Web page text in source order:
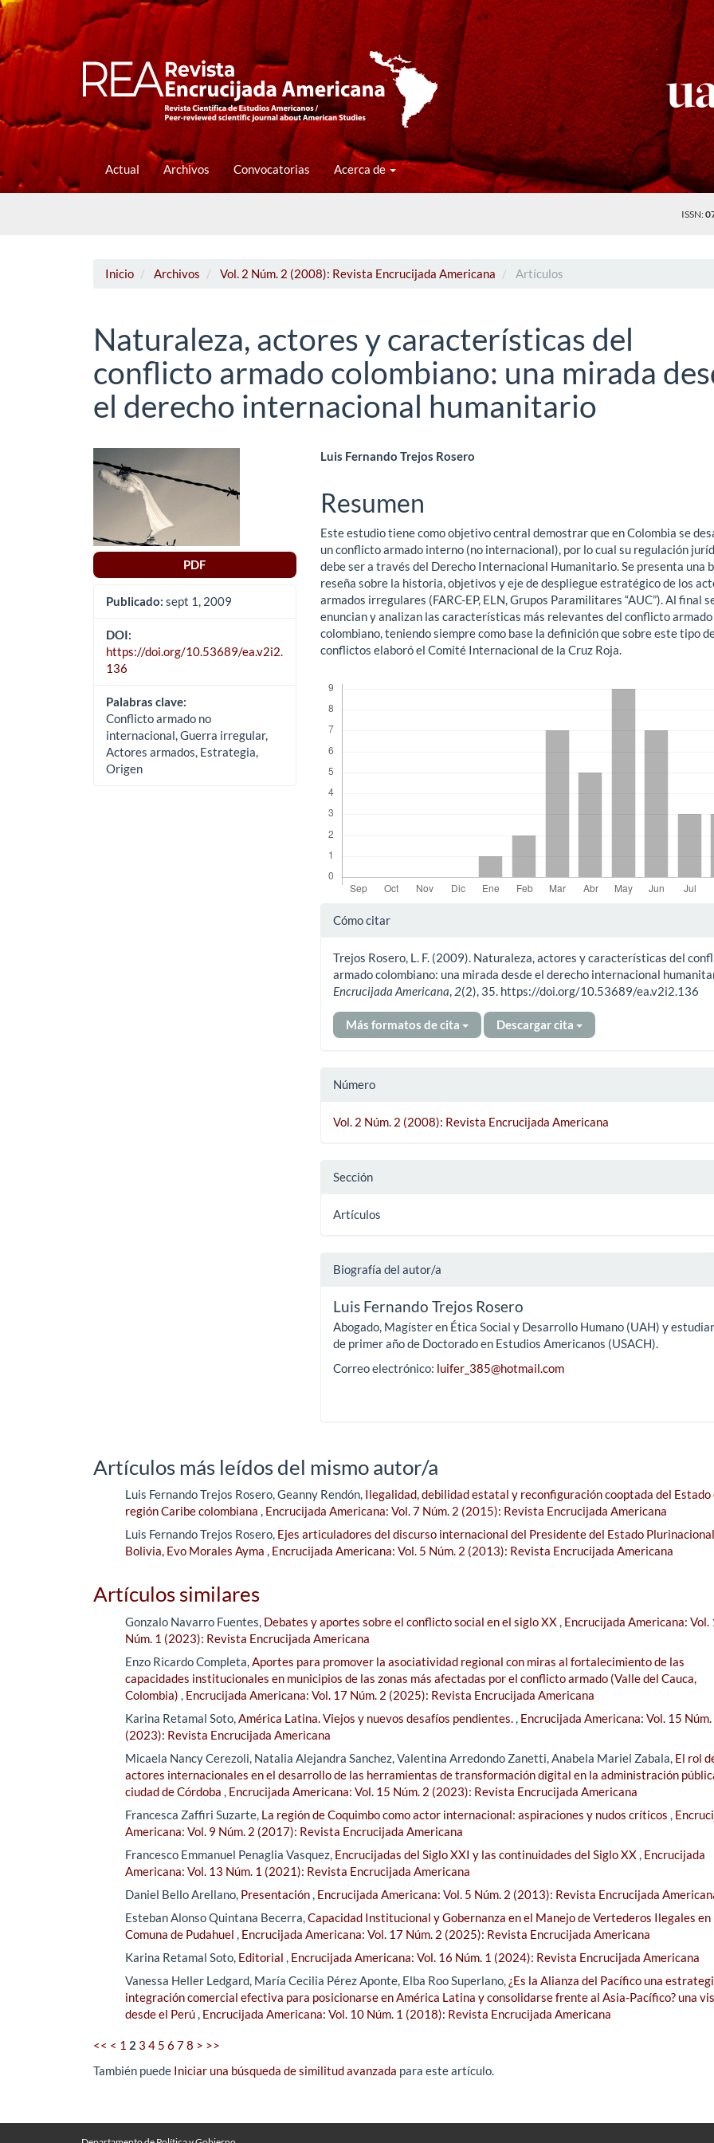
Navegación
Contenido
principal
Barra
Actual Archivos Convocatorias Acerca de
ISSN:
Inicio Archivos Vol. 2 Núm. 2 (2008): Revista Encrucijada Americana Artículos
Naturaleza, actores y características del
conflicto armado colombiano: una mirada
el derecho internacional humanitario
Barra
lateral
del
artículo
PDF
Publicado: sept 1, 2009
DOI:
https://doi.org/10.53689/ea.v2i2.
136
Palabras clave:
Conflicto armado no
internacional, Guerra irregular,
Actores armados, Estrategia,
Origen
Contenido
principal
del
artículo
Luis Fernando Trejos Rosero
Resumen
Este estudio tiene como objetivo central demostrar que en Colombia se
un conflicto armado interno (no internacional), por lo cual su regulación
debe ser a través del Derecho Internacional Humanitario. Se presenta una
reseña sobre la historia, objetivos y eje de despliegue estratégico de los
armados irregulares (FARC-EP, ELN, Grupos Paramilitares “AUC”). Al final
enuncian y analizan las características más relevantes del conflicto armado
colombiano, teniendo siempre como base la definición que sobre este tipo
conflictos elaboró el Comité Internacional de la Cruz Roja.
Detalles
artículo
Cómo citar
Trejos Rosero, L. F. (2009). Naturaleza, actores y características del
armado colombiano: una mirada desde el derecho internacional
Encrucijada Americana 2(2), 35. https://doi.org/10.53689/ea.v2i2.136
Más formatos de cita Descargar cita
Número
Vol. 2 Núm. 2 (2008): Revista Encrucijada Americana
Sección
Artículos
Biografía del autor/a
Luis Fernando Trejos Rosero
Abogado, Magíster en Ética Social y Desarrollo Humano (UAH) y
de primer año de Doctorado en Estudios Americanos (USACH).
Correo electrónico: luifer_385@hotmail.com
Artículos más leídos del mismo autor/a
Luis Fernando Trejos Rosero, Geanny Rendón, Ilegalidad, debilidad estatal y reconfiguración cooptada del Estado
región Caribe colombiana , Encrucijada Americana: Vol. 7 Núm. 2 (2015): Revista Encrucijada Americana
Luis Fernando Trejos Rosero, Ejes articuladores del discurso internacional del Presidente del Estado
Bolivia, Evo Morales Ayma , Encrucijada Americana: Vol. 5 Núm. 2 (2013): Revista Encrucijada Americana
Artículos similares
Gonzalo Navarro Fuentes, Debates y aportes sobre el conflicto social en el siglo XX Encrucijada Americana: Vol.
Núm. 1 (2023): Revista Encrucijada Americana
Enzo Ricardo Completa, Aportes para promover la asociatividad regional con miras al fortalecimiento de las
capacidades institucionales en municipios de las zonas más afectadas por el conflicto armado (Valle del Cauca,
Colombia)
Encrucijada Americana: Vol. 17 Núm. 2 (2025): Revista Encrucijada Americana
Karina Retamal Soto, América Latina. Viejos y nuevos desafíos pendientes.
Encrucijada Americana: Vol. 15 Núm.
(2023): Revista Encrucijada Americana
Micaela Nancy Cerezoli, Natalia Alejandra Sanchez, Valentina Arredondo Zanetti, Anabela Mariel Zabala, El rol
actores internacionales en el desarrollo de las herramientas de transformación digital en la administración
ciudad de Córdoba
Encrucijada Americana: Vol. 15 Núm. 2 (2023): Revista Encrucijada Americana
Francesca Zaffiri Suzarte, La región de Coquimbo como actor internacional: aspiraciones y nudos críticos
Americana: Vol. 9 Núm. 2 (2017): Revista Encrucijada Americana
Francesco Emmanuel Penaglia Vasquez, Encrucijadas del Siglo XXI y las continuidades del Siglo XX Encrucijada
Americana: Vol. 13 Núm. 1 (2021): Revista Encrucijada Americana
Daniel Bello Arellano, Presentación Encrucijada Americana: Vol. 5 Núm. 2 (2013): Revista Encrucijada
Esteban Alonso Quintana Becerra, Capacidad Institucional y Gobernanza en el Manejo de Vertederos Ilegales en
Comuna de Pudahuel
Encrucijada Americana: Vol. 17 Núm. 2 (2025): Revista Encrucijada Americana
Karina Retamal Soto, Editorial
Encrucijada Americana: Vol. 16 Núm. 1 (2024): Revista Encrucijada Americana
Vanessa Heller Ledgard, María Cecilia Pérez Aponte, Elba Roo Superlano, ¿Es la Alianza del Pacífico una
integración comercial efectiva para posicionarse en América Latina y consolidarse frente al Asia-Pacífico? una
desde el Perú Encrucijada Americana: Vol. 10 Núm. 1 (2018): Revista Encrucijada Americana
<< < 1 2 3 4 5 6 78 > >>
También puede Iniciar una búsqueda de similitud avanzada para este artículo.